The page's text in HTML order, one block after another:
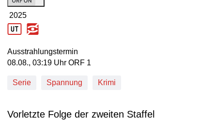
Produktionsjahr: 2025
2025
Ausstrahlungstermin
08. August, 03:19 Uhr in ORF 1
08.08., 03:19 Uhr ORF 1
Serie Spannung Krimi
Vorletzte Folge der zweiten Staffel